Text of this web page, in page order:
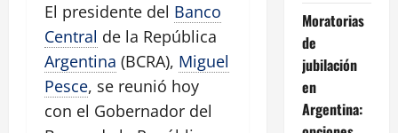
El presidente del Banco
Central de la República
Argentina (BCRA), Miguel
Pesce, se reunió hoy
con el Gobernador del
Moratorias
de
jubilación
en
Argentina: